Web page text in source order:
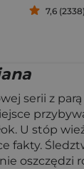
7,6 (2338)
serii z
U stóp
fakty.
oszczędzi